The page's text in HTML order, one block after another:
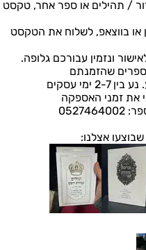
/ תהילים או ספר אחר, טקסט
או בווצאפ, לשלוח את הטקסט
ונזמין עבורכם גלופה.
שהזמנתם
עסקים
את זמני האספקה
אצלנו: